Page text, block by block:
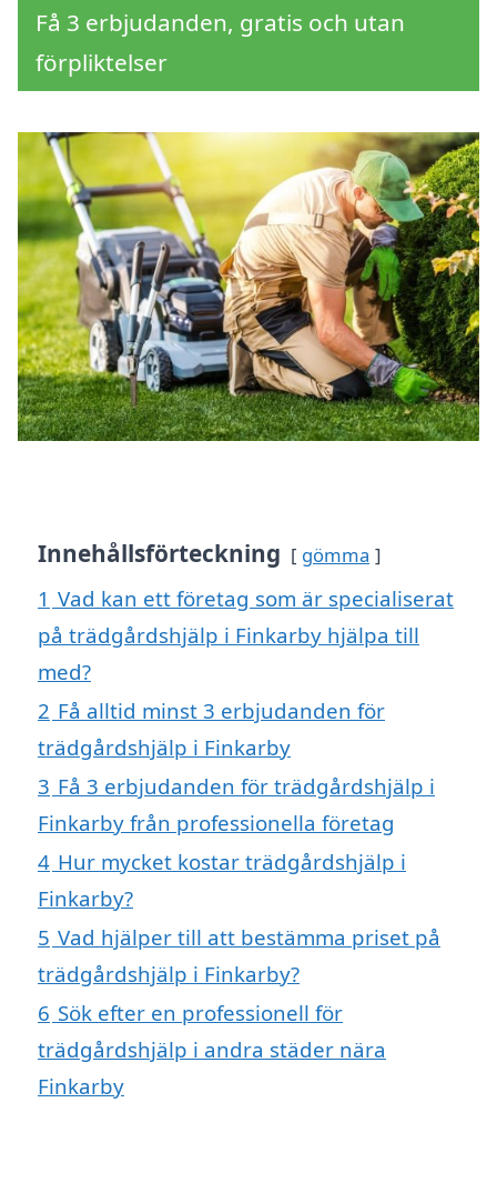
Få 3 erbjudanden, gratis och utan
förpliktelser
Innehållsförteckning gömma
1 Vad kan ett företag som är specialiserat
på trädgårdshjälp i Finkarby hjälpa till
med?
2 Få alltid minst 3 erbjudanden för
trädgårdshjälp i Finkarby
3 Få 3 erbjudanden för trädgårdshjälp i
Finkarby från professionella företag
4 Hur mycket kostar trädgårdshjälp i
Finkarby?
5 Vad hjälper till att bestämma priset på
trädgårdshjälp i Finkarby?
6 Sök efter en professionell för
trädgårdshjälp i andra städer nära
Finkarby